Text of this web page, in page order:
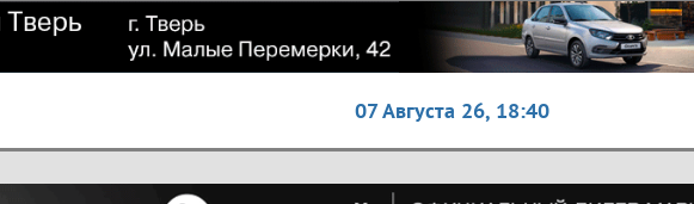
07 Августа 26, 18:40